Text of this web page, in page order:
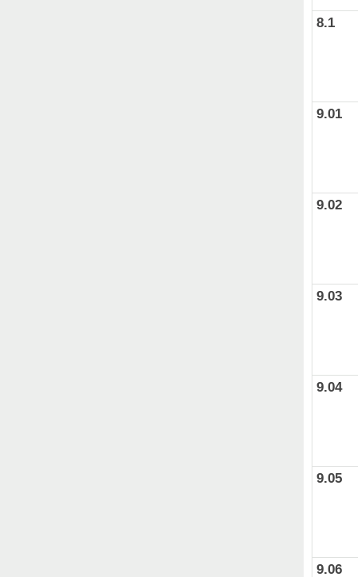
8.1
9.01
9.02
9.03
9.04
9.05
9.06